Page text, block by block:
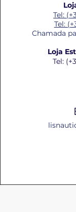
Tel:
Tel:
Chamada
Loja
Tel: